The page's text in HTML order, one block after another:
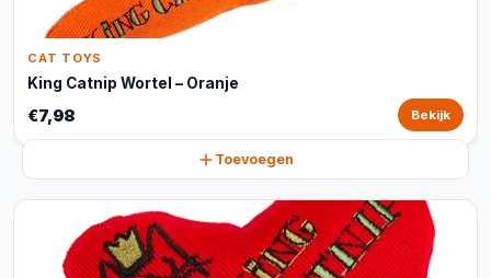
CAT TOYS
King Catnip Wortel – Oranje
€7,98 Bekijk
Toevoegen